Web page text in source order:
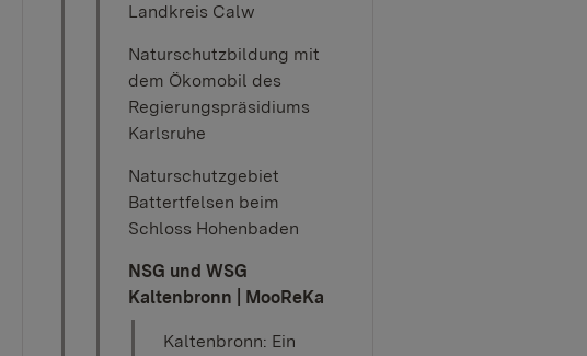
Landkreis Calw
Naturschutzbildung mit
dem Ökomobil des
Regierungspräsidiums
Karlsruhe
Naturschutzgebiet
Battertfelsen beim
Schloss Hohenbaden
NSG und WSG
Kaltenbronn | MooReKa
Kaltenbronn: Ein